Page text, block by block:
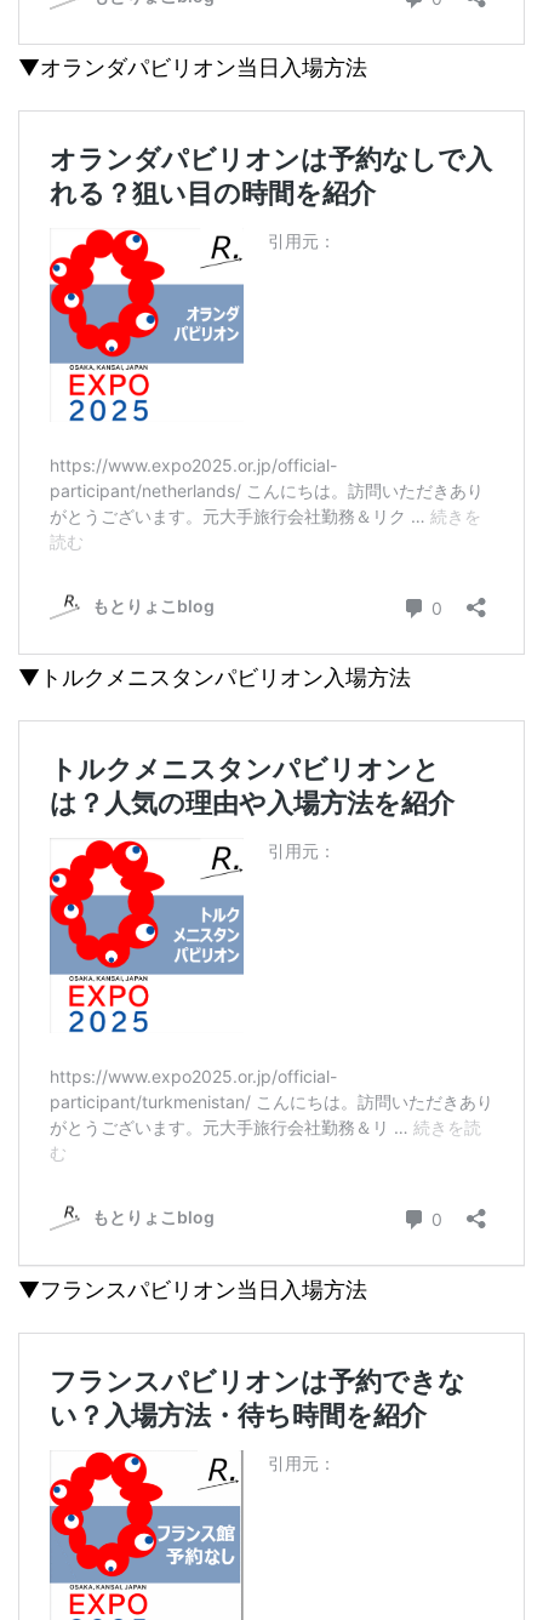
▼オランダパビリオン当日入場方法
▼トルクメニスタンパビリオン入場方法
▼フランスパビリオン当日入場方法